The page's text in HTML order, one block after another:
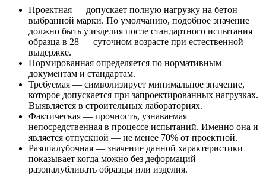
Проектная — допускает полную нагрузку на бетон
выбранной марки. По умолчанию, подобное значение
должно быть у изделия после стандартного испытания
образца в 28 — суточном возрасте при естественной
выдержке.
Нормированная определяется по нормативным
документам и стандартам.
Требуемая — символизирует минимальное значение,
которое допускается при запроектированных нагрузках.
Выявляется в строительных лабораториях.
Фактическая — прочность, узнаваемая
непосредственная в процессе испытаний. Именно она и
является отпускной — не менее 70% от проектной.
Разопалубочная — значение данной характеристики
показывает когда можно без деформаций
разопалубливать образцы или изделия.